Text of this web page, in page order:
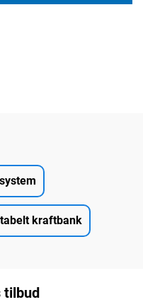
kraftbank
tilbud